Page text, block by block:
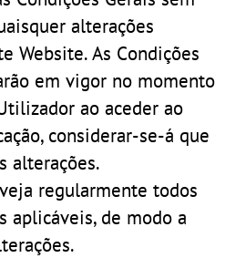
alterações
Website. As Condições
em vigor no momento
ao aceder ao
considerar-se-á que
alterações.
regularmente todos
aplicáveis, de modo a